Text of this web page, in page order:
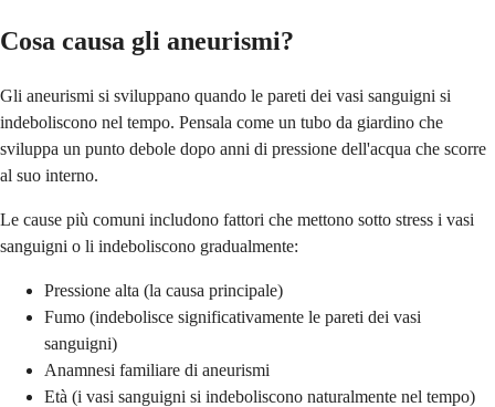
Cosa causa gli aneurismi?
Gli aneurismi si sviluppano quando le pareti dei vasi sanguigni si
indeboliscono nel tempo. Pensala come un tubo da giardino che
sviluppa un punto debole dopo anni di pressione dell'acqua che scorre
al suo interno.
Le cause più comuni includono fattori che mettono sotto stress i vasi
sanguigni o li indeboliscono gradualmente:
Pressione alta (la causa principale)
Fumo (indebolisce significativamente le pareti dei vasi
sanguigni)
Anamnesi familiare di aneurismi
Età (i vasi sanguigni si indeboliscono naturalmente nel tempo)